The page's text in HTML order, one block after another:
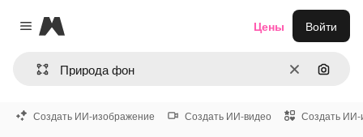
Close menu
Magnific
ОчиститьПоиск
Цены Войти
Создать ИИ-изображение Создать ИИ-видео Создать ИИ-